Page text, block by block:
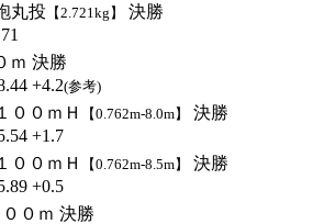
丸投 【2.721kg】
決勝
ｍ 決勝
+4.2(参考)
００ｍＨ 【0.762m-8.0m】
決勝
+1.7
００ｍＨ 【0.762m-8.5m】
決勝
+0.5
００ｍ 決勝